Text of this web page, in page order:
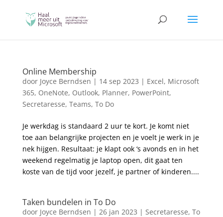
Online Membership
door Joyce Berndsen | 14 sep 2023 | Excel, Microsoft
365, OneNote, Outlook, Planner, PowerPoint,
Secretaresse, Teams, To Do
Je werkdag is standaard 2 uur te kort. Je komt niet
toe aan belangrijke projecten en je voelt je werk in je
nek hijgen. Resultaat: je klapt ook ‘s avonds en in het
weekend regelmatig je laptop open, dit gaat ten
koste van de tijd voor jezelf, je partner of kinderen....
Taken bundelen in To Do
door Joyce Berndsen | 26 jan 2023 | Secretaresse, To